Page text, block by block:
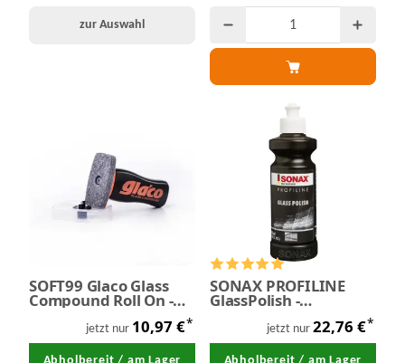
zur Auswahl
SOFT99 Glaco Glass
Compound Roll On -
Glaspolitur 100 ml
jetzt nur 10,97 €*
SONAX PROFILINE
GlassPolish -
jetzt nur 22,76 €*